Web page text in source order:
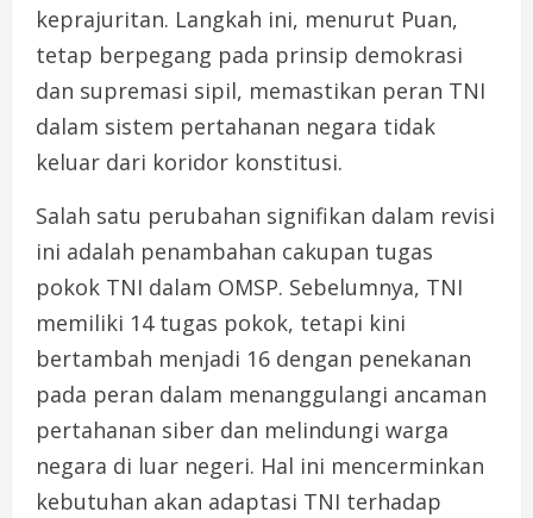
keprajuritan. Langkah ini, menurut Puan,
tetap berpegang pada prinsip demokrasi
dan supremasi sipil, memastikan peran TNI
dalam sistem pertahanan negara tidak
keluar dari koridor konstitusi.
Salah satu perubahan signifikan dalam revisi
ini adalah penambahan cakupan tugas
pokok TNI dalam OMSP. Sebelumnya, TNI
memiliki 14 tugas pokok, tetapi kini
bertambah menjadi 16 dengan penekanan
pada peran dalam menanggulangi ancaman
pertahanan siber dan melindungi warga
negara di luar negeri. Hal ini mencerminkan
kebutuhan akan adaptasi TNI terhadap